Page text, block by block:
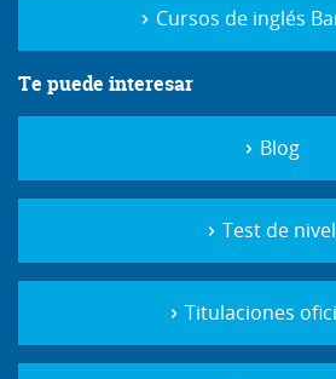
Cursos de inglés
Te puede interesar
Blog
Test de nivel
Titulaciones